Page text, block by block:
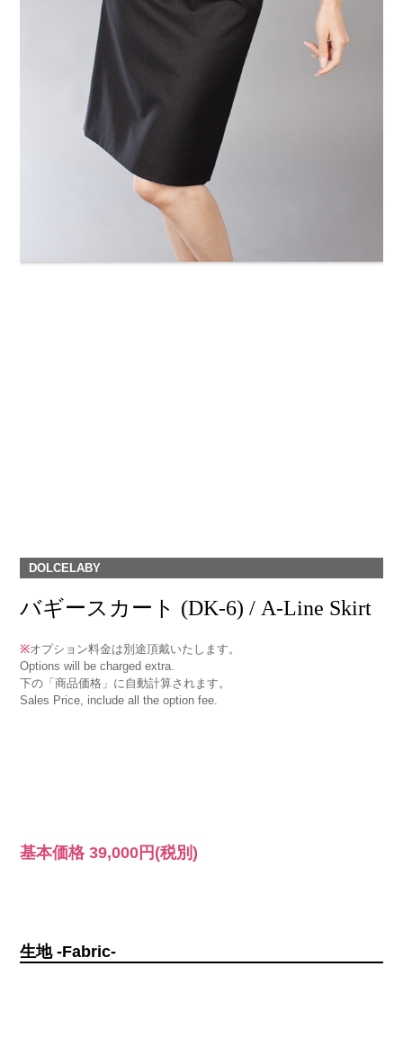
DOLCELABY
バギースカート (DK-6) / A-Line Skirt
※オプション料金は別途頂戴いたします。
Options will be charged extra.
下の「商品価格」に自動計算されます。
Sales Price, include all the option fee.
基本価格39,000円 (税別)
生地 -Fabric-